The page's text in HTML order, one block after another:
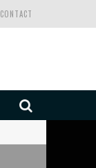
CONTACT